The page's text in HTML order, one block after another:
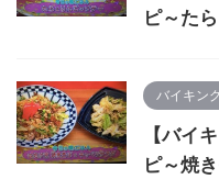
ピ～た
バイキン
【バイ
ピ～焼